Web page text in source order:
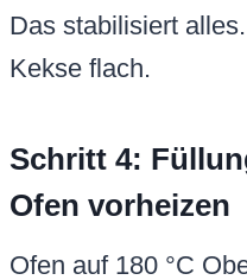
Das stabilisiert
Kekse flach.
Schritt 4:
Ofen vorheizen
Ofen auf 180 °C